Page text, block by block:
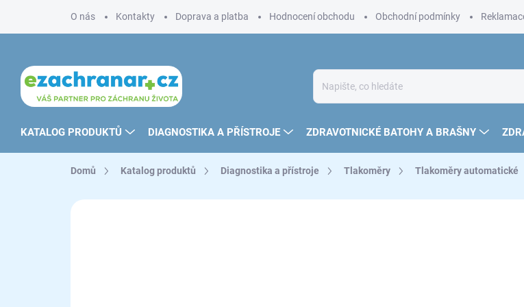
obsah
O nás Kontakty Doprava a platba Hodnocení obchodu Obchodní podmínky
KATALOG PRODUKTŮ DIAGNOSTIKA A PŘÍSTROJE ZDRAVOTNICKÉ BATOHY A BRAŠNY
Domů Katalog produktů Diagnostika a přístroje Tlakoměry Tlakoměry automatické
ZNAČKA: